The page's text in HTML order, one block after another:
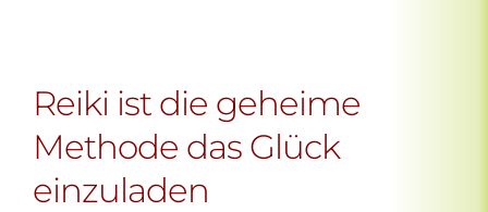
Reiki ist die geheime
Methode das Glück
einzuladen